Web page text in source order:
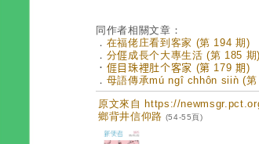
同作者相關文章：
． 在福佬庄看到客家 (第 194 期)
． 分𠊎成長个大專生活 (第 185 期)
． 𠊎目珠裡肚个客家 (第 179 期)
． 母語傳承mú ngî chhôn siiǹ (第
原文來自 https://
鄉背井信仰路 (54-55頁)